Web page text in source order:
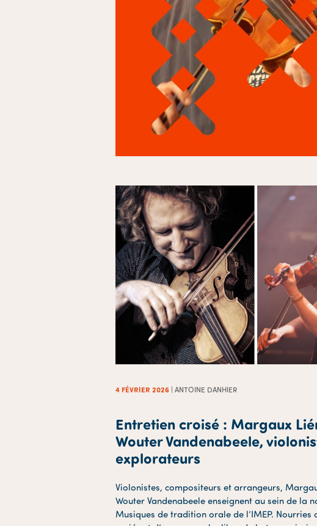
4 FÉVRIER 2026 | ANTOINE DANHIER
Entretien croisé : Margaux
Wouter Vandenabeele,
explorateurs
Violonistes, compositeurs et arrangeurs,
Wouter Vandenabeele enseignent au sein de la
Musiques de tradition orale de l’IMEP. Nourries